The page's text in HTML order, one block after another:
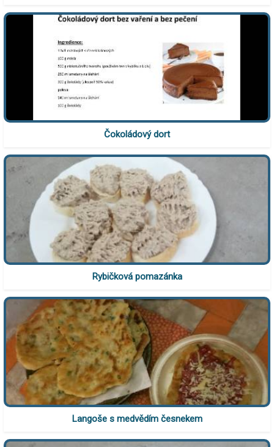
Čokoládový dort
Rybičková pomazánka
Langoše s medvědím česnekem